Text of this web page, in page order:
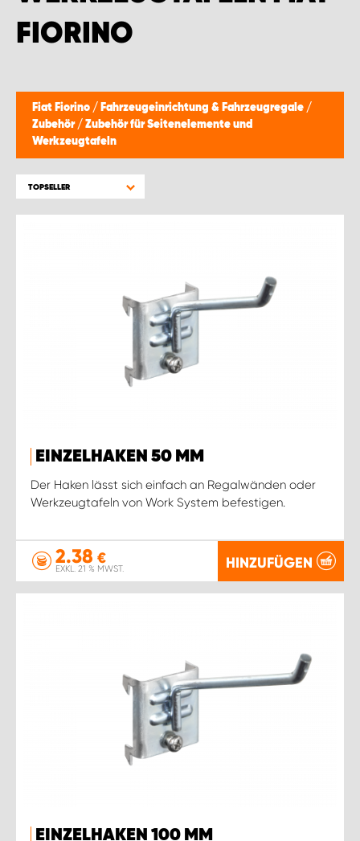
FIORINO
Fiat Fiorino / Fahrzeugeinrichtung & Fahrzeugregale /
Zubehör / Zubehör für Seitenelemente und
Werkzeugtafeln
TOPSELLER
EINZELHAKEN 50 MM
Der Haken lässt sich einfach an Regalwänden oder
Werkzeugtafeln von Work System befestigen.
2.38 €
EXKL. 21 % MWST. HINZUFÜGEN
EINZELHAKEN 100 MM
WORK SYSTEM NAMEN
WORK SYSTEM WORK SYSTEM BRÜGGE